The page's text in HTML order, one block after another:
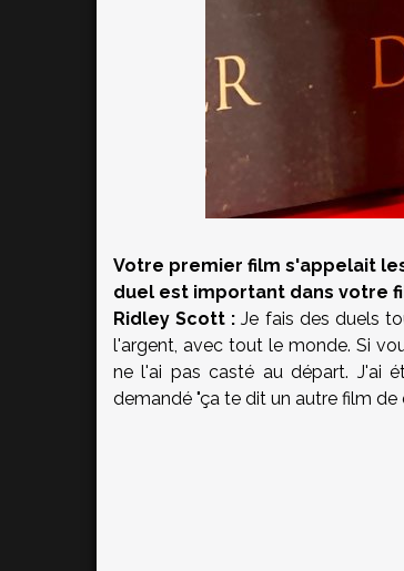
Votre premier film s'appelait
duel est important dans votre
Ridley Scott : Je fais des duels
l'argent, avec tout le monde. Si
ne l'ai pas casté au départ. J'ai
demandé "ça te dit un autre film de